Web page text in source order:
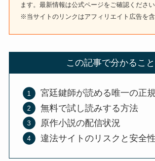
ます。最新情報は公式ページをご確認ください
※当サイトのリンクはアフィリエイト広告を含
この記事で分かること
宮廷鍵師が読める唯一の正
無料で試し読みする方法
原作小説の配信状況
違法サイトのリスクと安全性